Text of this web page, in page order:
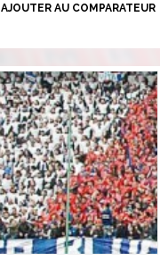
AJOUTER AU COMPARATEUR